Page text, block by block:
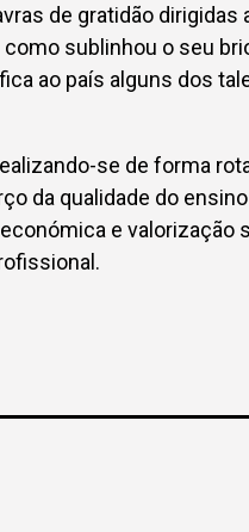
de gratidão dirigidas
sublinhou o seu
ao país alguns dos
se de forma
da qualidade do
e valorização